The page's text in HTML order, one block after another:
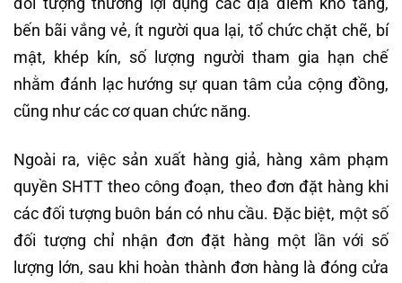
bến bãi vắng vẻ, ít người qua lại, tổ chức chặt chẽ, bí
mật, khép kín, số lượng người tham gia hạn chế
nhằm đánh lạc hướng sự quan tâm của cộng đồng,
cũng như các cơ quan chức năng.
Ngoài ra, việc sản xuất hàng giả, hàng xâm phạm
quyền SHTT theo công đoạn, theo đơn đặt hàng khi
các đối tượng buôn bán có nhu cầu. Đặc biệt, một số
đối tượng chỉ nhận đơn đặt hàng một lần với số
lượng lớn, sau khi hoàn thành đơn hàng là đóng cửa